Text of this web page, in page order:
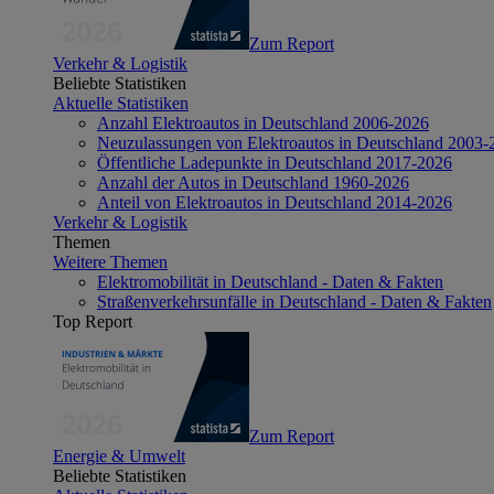
Zum Report
Verkehr & Logistik
Beliebte Statistiken
Aktuelle Statistiken
Anzahl Elektroautos in Deutschland 2006-2026
Neuzulassungen von Elektroautos in Deutschland 2003-
Öffentliche Ladepunkte in Deutschland 2017-2026
Anzahl der Autos in Deutschland 1960-2026
Anteil von Elektroautos in Deutschland 2014-2026
Verkehr & Logistik
Themen
Weitere Themen
Elektromobilität in Deutschland - Daten & Fakten
Straßenverkehrsunfälle in Deutschland - Daten & Fakten
Top Report
Zum Report
Energie & Umwelt
Beliebte Statistiken